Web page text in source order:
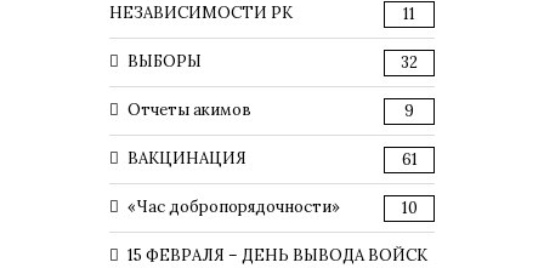
НЕЗАВИСИМОСТИ РК
11
ВЫБОРЫ 32
Отчеты акимов 9
ВАКЦИНАЦИЯ 61
«Час добропорядочности» 10
15 ФЕВРАЛЯ – ДЕНЬ ВЫВОДА ВОЙСК